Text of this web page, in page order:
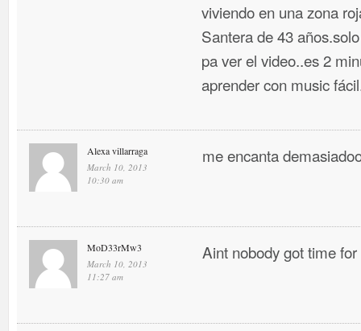
viviendo en una zona
Santera de 43
pa ver el video..es 2
aprender con music
Alexa villarraga
March 10, 2013
10:30 am
me encanta
MoD33rMw3
March 10, 2013
11:27 am
Aint nobody got time for